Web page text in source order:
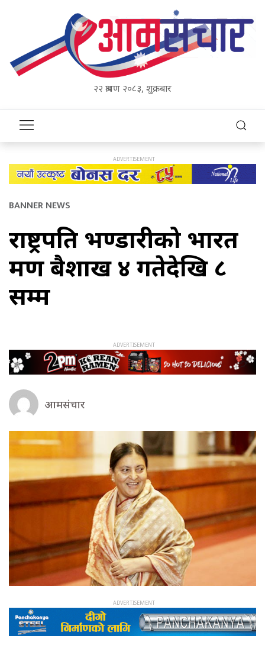
२२ श्रावण २०८३, शुक्रबार
BANNER NEWS
राष्ट्रपति भण्डारीको भारत
भ्रमण बैशाख ४ गतेदेखि ८
सम्म
आमसंचार